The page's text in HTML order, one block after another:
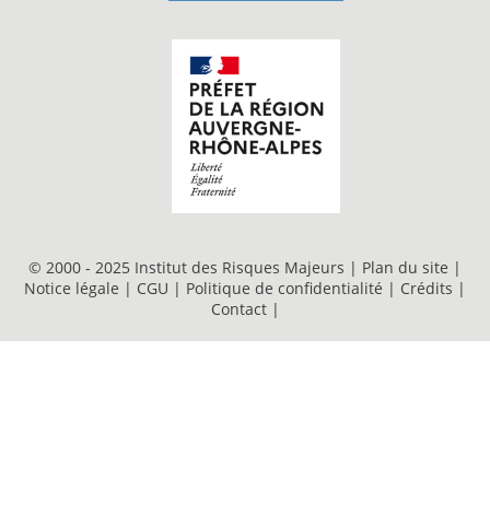
© 2000 - 2025 Institut des Risques Majeurs | Plan du site |
Notice légale | CGU | Politique de confidentialité | Crédits |
Contact |